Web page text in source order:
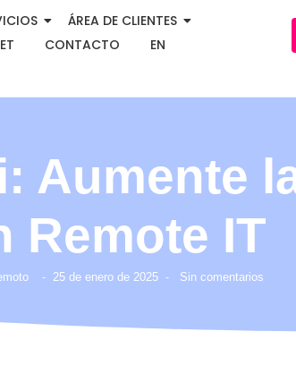
ÁREA DE CLIENTES
CONTACTO EN
Aumente
Remote IT
- 25 de enero de 2025 - Sin comentarios